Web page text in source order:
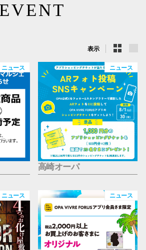
EVENT
表示
ニュース ニュース
高崎オーパ
ニュース ニュース
横浜ビ